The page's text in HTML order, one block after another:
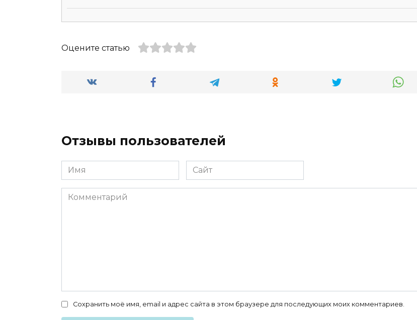
Оцените статью
Отзывы пользователей
Имя
*
Сайт
Комментарий
Сохранить моё имя, email и адрес сайта в этом браузере для последующих моих комментариев.